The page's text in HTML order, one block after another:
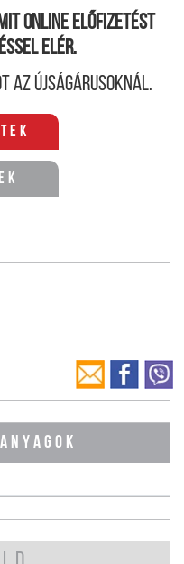
online előfizetést
elér.
az újságárusoknál.